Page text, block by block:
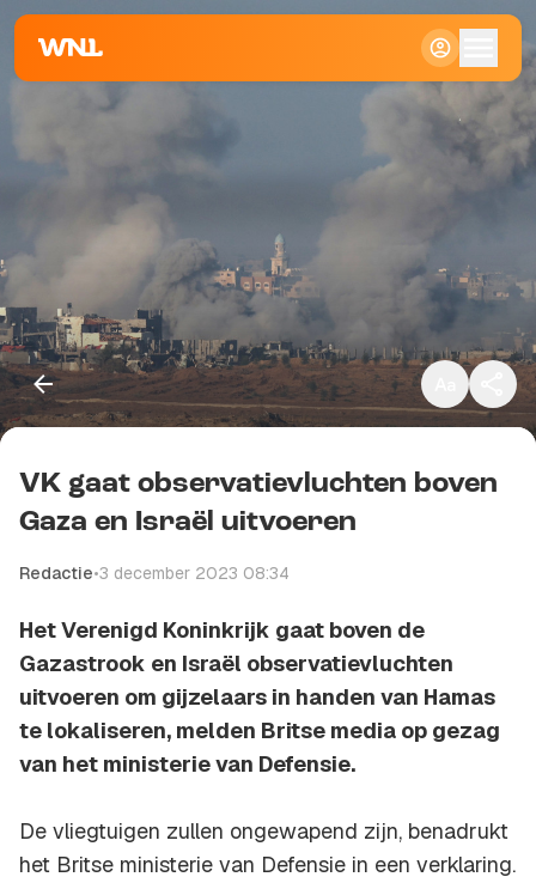
Klein
Standaard
Kopieer link
VK gaat observatievluchten boven
Gaza en Israël uitvoeren
Redactie•3 december 2023 08:34
Het Verenigd Koninkrijk gaat boven de
Gazastrook en Israël observatievluchten
uitvoeren om gijzelaars in handen van Hamas
te lokaliseren, melden Britse media op gezag
van het ministerie van Defensie.
De vliegtuigen zullen ongewapend zijn, benadrukt
het Britse ministerie van Defensie in een verklaring.